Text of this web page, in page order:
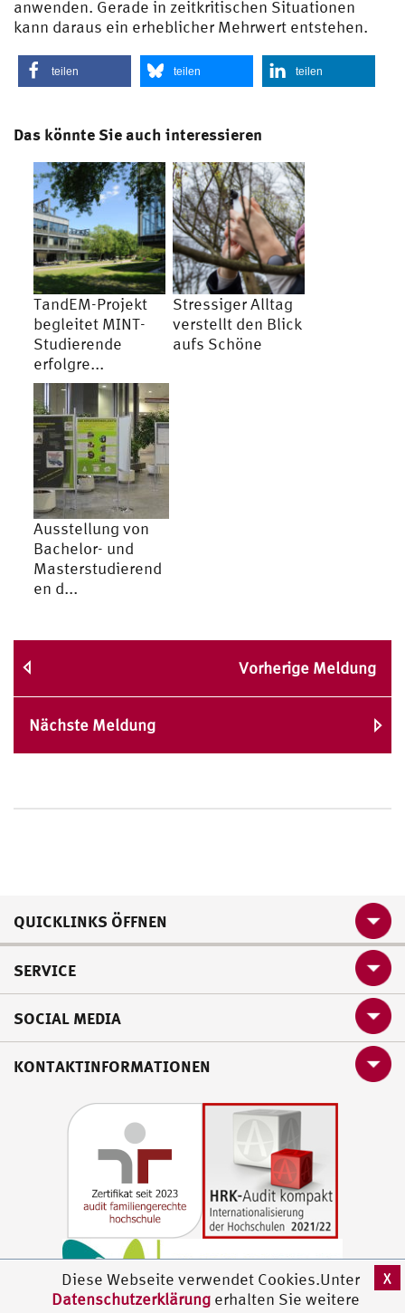
Diese Webseite verwendet Cookies.Unter
Datenschutzerklärung erhalten Sie weitere
X
anwenden. Gerade in zeitkritischen Situationen
kann daraus ein erheblicher Mehrwert entstehen.
teilen teilen teilen
Das könnte Sie auch interessieren
TandEM-Projekt
begleitet MINT-
Studierende
erfolgre...
Stressiger Alltag
verstellt den Blick
aufs Schöne
Ausstellung von
Bachelor- und
Masterstudierend
en d...
Vorherige Meldung
Nächste Meldung
QUICKLINKS ÖFFNEN
SERVICE
SOCIAL MEDIA
KONTAKTINFORMATIONEN